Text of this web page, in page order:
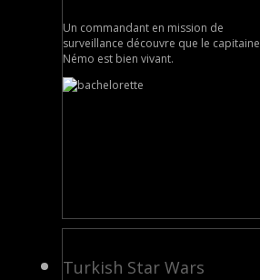
Un commandant en mission de
surveillance découvre que le capitaine
Némo est bien vivant.
Turkish Star Wars